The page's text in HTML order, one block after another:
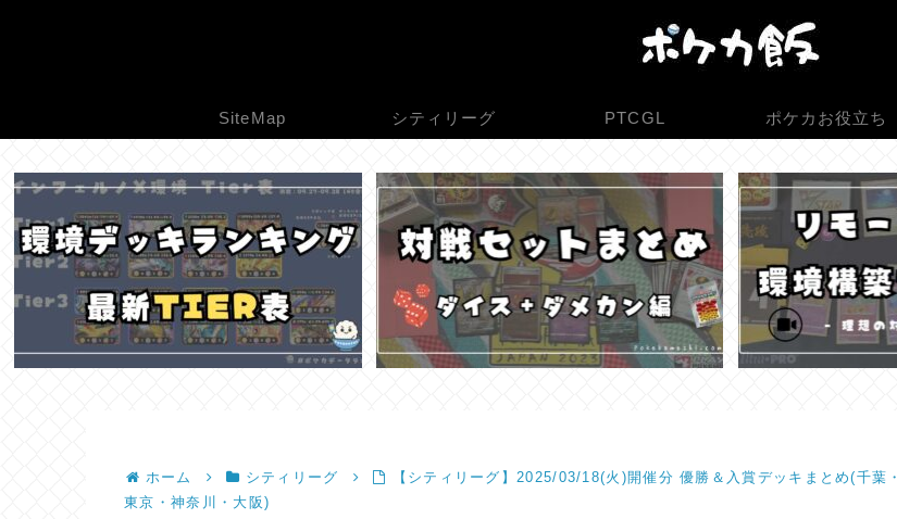
SiteMap シティリーグ PTCGL ポケカお役立ち
ホーム シティリーグ
【シティリーグ】2025/03/18(火)開催分 優勝＆入賞デッキまとめ(千葉・
東京・神奈川・大阪)